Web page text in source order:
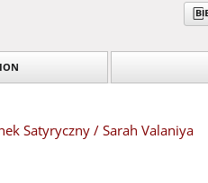
Satyryczny / Sarah Valaniya